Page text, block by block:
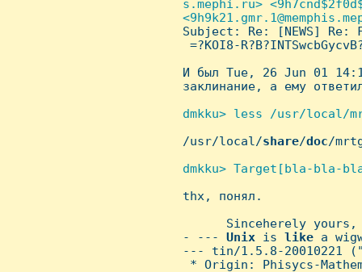
s.mephi.ru>
Subject: Re: [NEWS] Re:
=?KOI8-
И был Tue, 26 Jun 01
заклинание, а ему
dmkku> less /usr/local/
/usr/local/share/doc/
dmkku> Target[bla-
thx, понял.
Sinceherely
- --- Unix is like a
--- tin/1.5.8-20010221
* Origin: Phisycs-